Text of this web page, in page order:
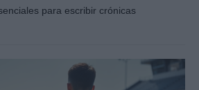
para escribir crónicas